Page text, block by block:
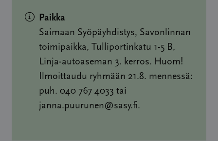
Paikka
Saimaan Syöpäyhdistys, Savonlinnan
toimipaikka, Tulliportinkatu 1-5 B,
Linja-autoaseman 3. kerros. Huom!
Ilmoittaudu ryhmään 21.8. mennessä:
puh. 040 767 4033 tai
janna.puurunen@sasy.fi.